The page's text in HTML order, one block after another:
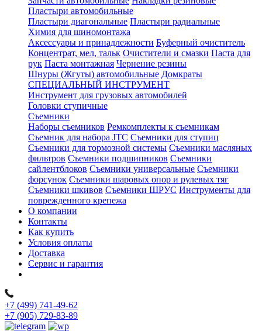
Пластыри автомобильные
Пластыри диагональные Пластыри радиальные
Химия для шиномонтажа
Аксессуары и принадлежности Буферный очиститель
Концентрат, мел, тальк Очистители и смазки Паста для
рук Паста монтажная Чернение резины
Шнуры (Жгуты) автомобильные Домкраты
СПЕЦИАЛЬНЫЙ ИНСТРУМЕНТ
Инструмент для грузовых автомобилей
Головки ступичные
Съемники
Наборы съемников Ремкомплекты к съемникам
Съемник для набора JTC Съемники для ступиц
Съемники для тормозной системы Съемники масляных
фильтров Съемники подшипников Съемники
сайлентблоков Съемники универсальные Съемники
форсунок Съемники шаровых опор и рулевых тяг
Съемники шкивов Съемники ШРУС Инструменты для
поврежденного крепежа
О компании
Контакты
Как купить
Условия оплаты
Доставка
Сервис и гарантия
+7 (499) 741-49-62
+7 (905) 729-83-89